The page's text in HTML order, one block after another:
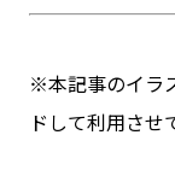
※本記事のイラ
ドして利用させ